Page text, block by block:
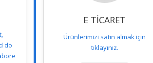
do
E TICARET
Ürünlerimizi satın almak için
tıklayınız.